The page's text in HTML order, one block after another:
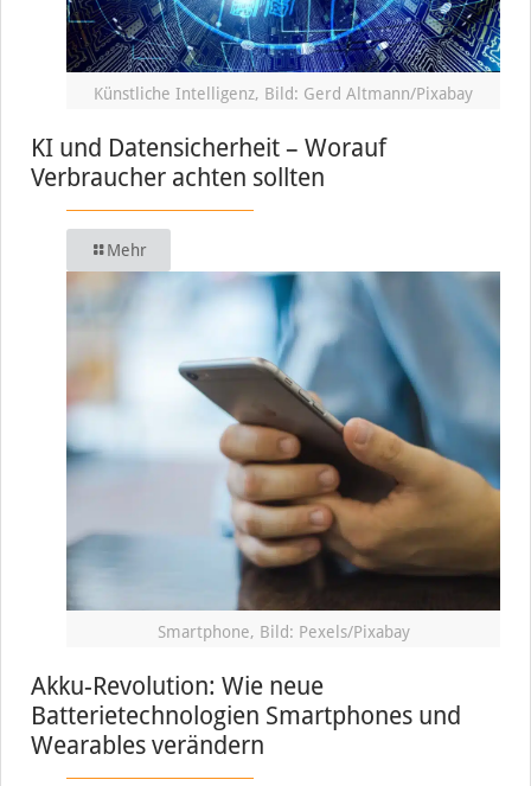
Künstliche Intelligenz, Bild: Gerd Altmann/Pixabay
KI und Datensicherheit – Worauf
Verbraucher achten sollten
Mehr
Smartphone, Bild: Pexels/Pixabay
Akku-Revolution: Wie neue
Batterietechnologien Smartphones und
Wearables verändern